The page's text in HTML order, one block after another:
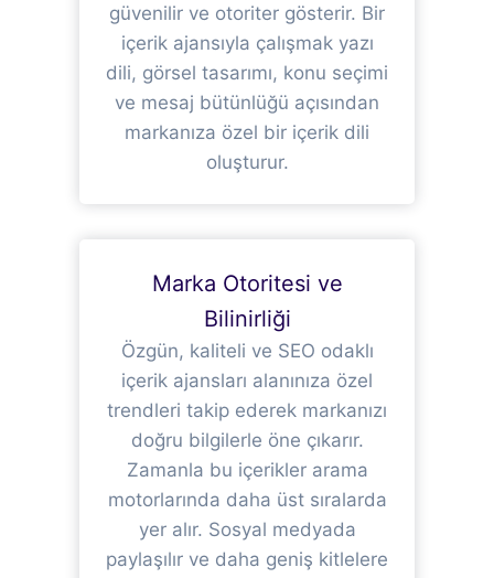
güvenilir ve otoriter gösterir. Bir
içerik ajansıyla çalışmak yazı
dili, görsel tasarımı, konu seçimi
ve mesaj bütünlüğü açısından
markanıza özel bir içerik dili
oluşturur.
Marka Otoritesi ve
Bilinirliği
Özgün, kaliteli ve SEO odaklı
içerik ajansları alanınıza özel
trendleri takip ederek markanızı
doğru bilgilerle öne çıkarır.
Zamanla bu içerikler arama
motorlarında daha üst sıralarda
yer alır. Sosyal medyada
paylaşılır ve daha geniş kitlelere